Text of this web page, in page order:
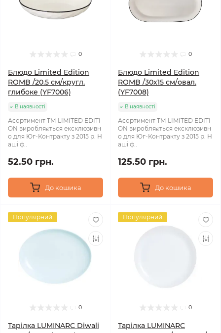
0
Блюдо Limited Edition
ROMB /20.5 см/кругл.
глибоке (YF7006)
В наявності
Асортимент ТМ LIMITED EDITI
ON виробляється ексклюзивн
о для Юг-Контракту з 2015 р. Н
аші ф..
52.50 грн.
До кошика
0
Блюдо Limited Edition
ROMB /30х15 см/овал.
(YF7008)
В наявності
Асортимент ТМ LIMITED EDITI
ON виробляється ексклюзивн
о для Юг-Контракту з 2015 р. Н
аші ф..
125.50 грн.
До кошика
Популярний
0
Тарілка LUMINARC Diwali
Популярний
0
Тарілка LUMINARC